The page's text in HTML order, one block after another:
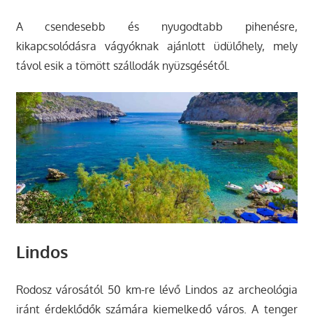
A csendesebb és nyugodtabb pihenésre,
kikapcsolódásra vágyóknak ajánlott üdülőhely, mely
távol esik a tömött szállodák nyüzsgésétől.
Lindos
Rodosz városától 50 km-re lévő Lindos az archeológia
iránt érdeklődők számára kiemelkedő város. A tenger